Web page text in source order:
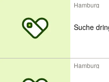
Hamburg
Hamburg